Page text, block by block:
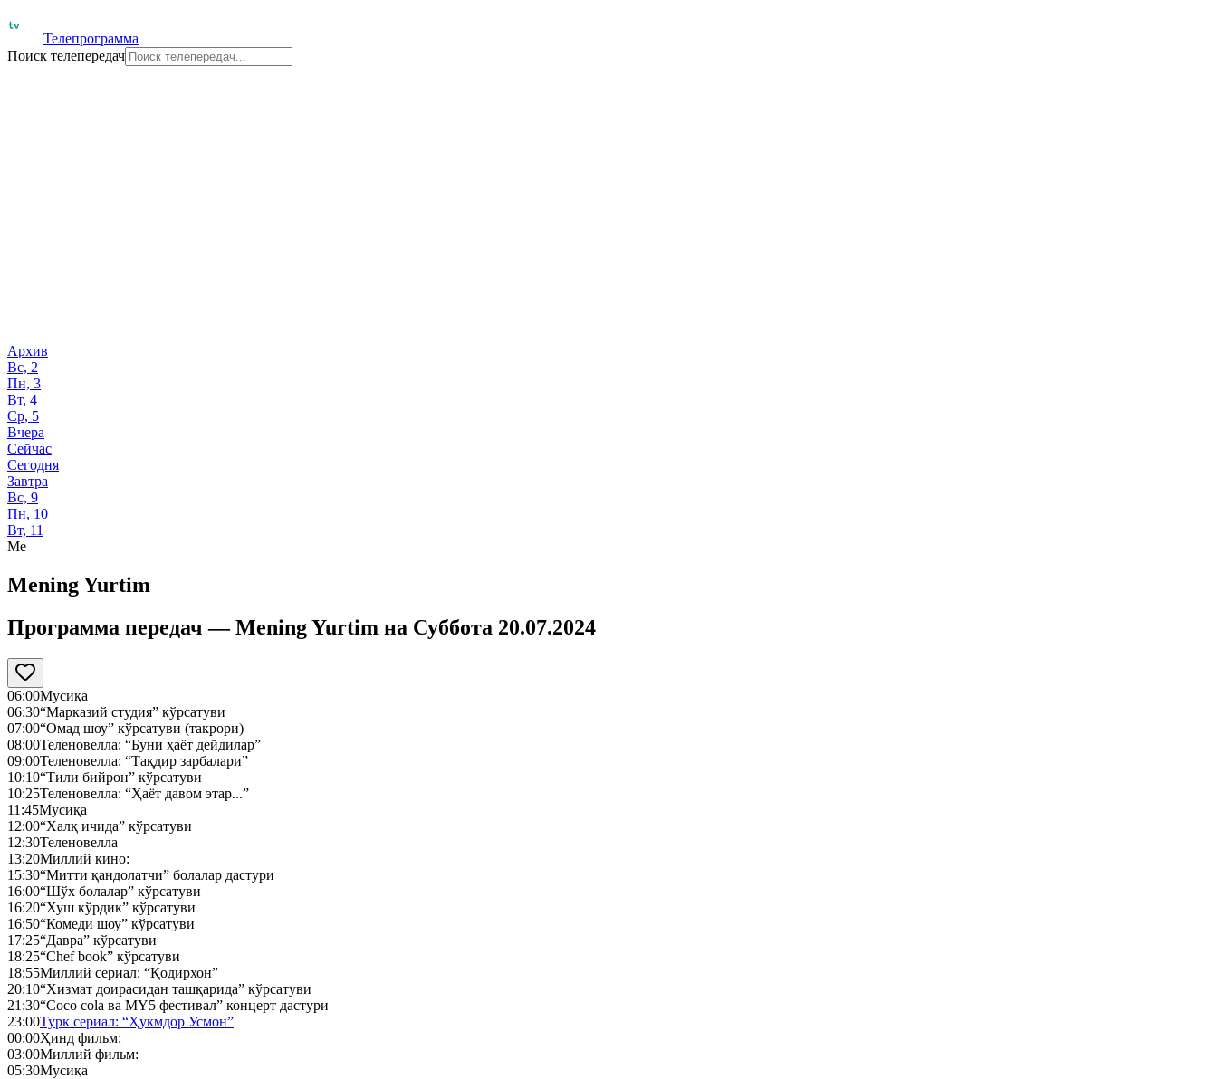
Телепрограмма
Поиск телепередач
Архив
Вс, 2
Пн, 3
Вт, 4
Ср, 5
Вчера
Сейчас
Сегодня
Завтра
Вс, 9
Пн, 10
Вт, 11
Me
Mening Yurtim
Программа передач —Mening Yurtim на Суббота 20.07.2024
06:00Мусиқа
06:30“Марказий студия” кўрсатуви
07:00“Омад шоу” кўрсатуви (такрори)
08:00Теленовелла: “Буни ҳаёт дейдилар”
09:00Теленовелла: “Тақдир зарбалари”
10:10“Тили бийрон” кўрсатуви
10:25Теленовелла: “Ҳаёт давом этар...”
11:45Мусиқа
12:00“Халқ ичида” кўрсатуви
12:30Теленовелла
13:20Миллий кино:
15:30“Митти қандолатчи” болалар дастури
16:00“Шўх болалар” кўрсатуви
16:20“Хуш кўрдик” кўрсатуви
16:50“Комеди шоу” кўрсатуви
17:25“Давра” кўрсатуви
18:25“Chef book” кўрсатуви
18:55Миллий сериал: “Қодирхон”
20:10“Хизмат доирасидан ташқарида” кўрсатуви
21:30“Coco cola ва MY5 фестивал” концерт дастури
23:00Турк сериал: “Ҳукмдор Усмон”
00:00Ҳинд фильм:
03:00Миллий фильм:
05:30Мусиқа